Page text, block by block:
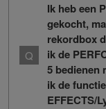
Ik heb een
gekocht,
rekordbox
ik de
5 bedienen
ik de
EFFECTS/